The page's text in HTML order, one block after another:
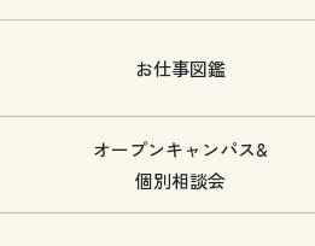
お仕事図鑑
オープンキャンパス&
個別相談会